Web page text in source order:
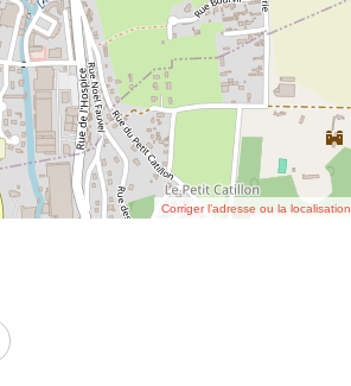
Corriger l’adresse ou la localisation